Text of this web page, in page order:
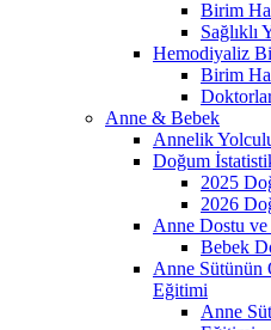
Birim
Sağlıklı
Hemodiyaliz
Birim
Anne & Bebek
Annelik
Doğum
2025
2026
Anne Dostu
Bebek
Anne Sütünün
Eğitimi
Anne